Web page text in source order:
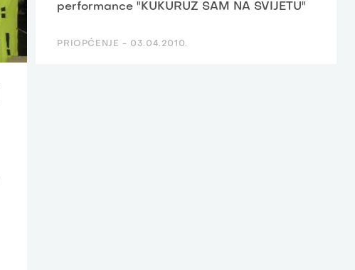
performance "KUKURUZ SAM NA SVIJETU"
PRIOPĆENJE - 03.04.2010.